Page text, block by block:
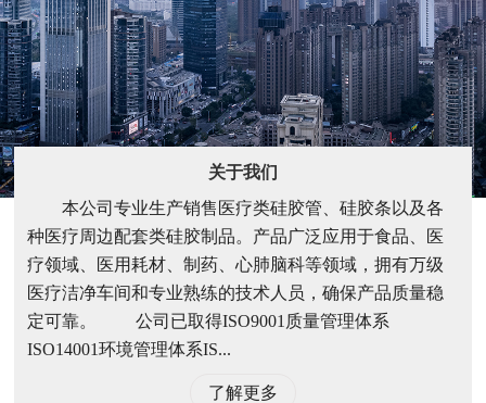
关于我们
本公司专业生产销售医疗类硅胶管、硅胶条以及各
种医疗周边配套类硅胶制品。产品广泛应用于食品、医
疗领域、医用耗材、制药、心肺脑科等领域，拥有万级
医疗洁净车间和专业熟练的技术人员，确保产品质量稳
定可靠。 公司已取得ISO9001质量管理体系
ISO14001环境管理体系IS...
了解更多